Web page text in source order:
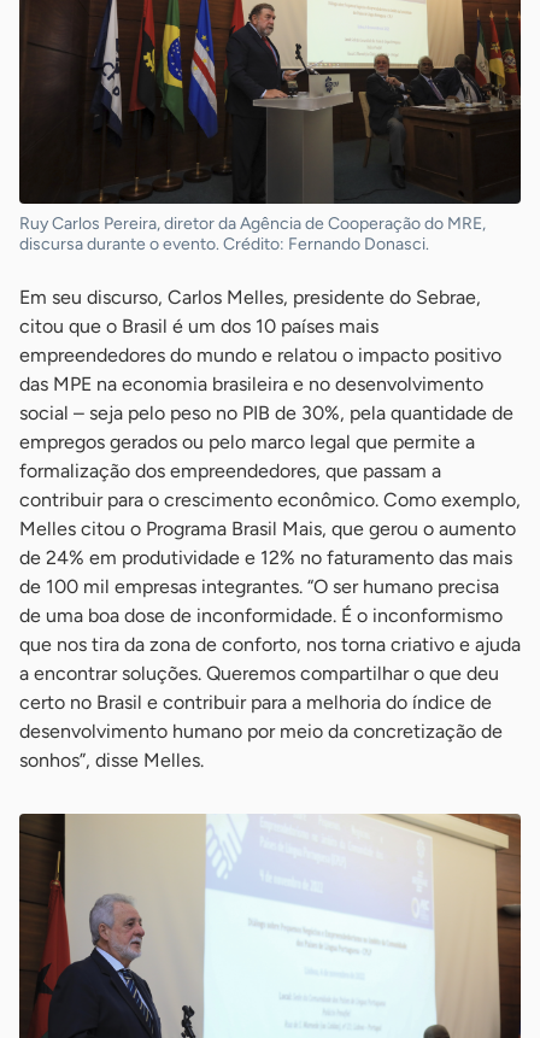
Ruy Carlos Pereira, diretor da Agência de Cooperação do MRE,
discursa durante o evento. Crédito: Fernando Donasci.
Em seu discurso, Carlos Melles, presidente do Sebrae,
citou que o Brasil é um dos 10 países mais
empreendedores do mundo e relatou o impacto positivo
das MPE na economia brasileira e no desenvolvimento
social – seja pelo peso no PIB de 30%, pela quantidade de
empregos gerados ou pelo marco legal que permite a
formalização dos empreendedores, que passam a
contribuir para o crescimento econômico. Como exemplo,
Melles citou o Programa Brasil Mais, que gerou o aumento
de 24% em produtividade e 12% no faturamento das mais
de 100 mil empresas integrantes. “O ser humano precisa
de uma boa dose de inconformidade. É o inconformismo
que nos tira da zona de conforto, nos torna criativo e ajuda
a encontrar soluções. Queremos compartilhar o que deu
certo no Brasil e contribuir para a melhoria do índice de
desenvolvimento humano por meio da concretização de
sonhos”, disse Melles.